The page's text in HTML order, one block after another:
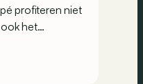
profiteren niet
het